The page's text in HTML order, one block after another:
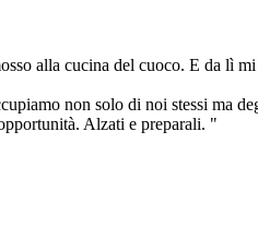
alla cucina del cuoco. E da lì
non solo di noi stessi ma
Alzati e preparali. "